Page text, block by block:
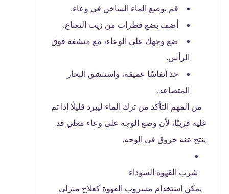
قم بوضع الماء الساخن في وعاء.
أضف بضع قطرات من زيت النعناع.
ضع وجهك على الوعاء، مع منشفة فوق
الرأس.
خذ أنفاسًا عميقة، واستنشق البخار
المتصاعد.
من المهم التأكد من ترك الماء ليبرد قليلًا إذا تم
غليه قريبًا، لأن وضع الوجه على وعاء مغلي قد
ينتج عنه حروق في الوجه.
شرب القهوة السوداء
يمكن استخدام مشروب القهوة كعلاج منزلي